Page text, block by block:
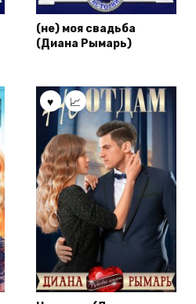
(не) моя свадьба
(Диана Рымарь)